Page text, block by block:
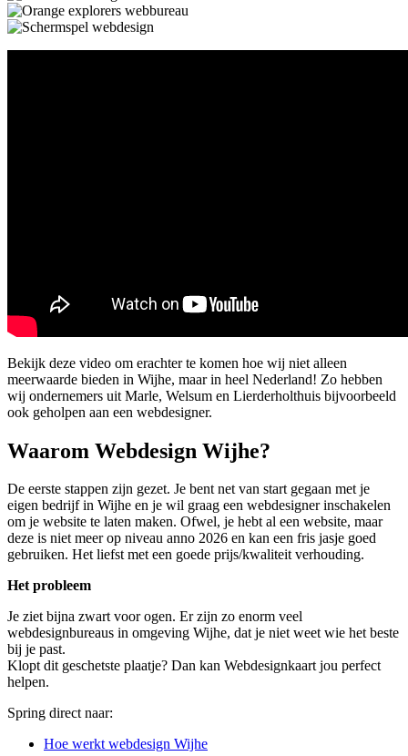
Bekijk deze video om erachter te komen hoe wij niet alleen
meerwaarde bieden in Wijhe, maar in heel Nederland! Zo hebben
wij ondernemers uit Marle, Welsum en Lierderholthuis bijvoorbeeld
ook geholpen aan een webdesigner.
Waarom Webdesign Wijhe?
De eerste stappen zijn gezet. Je bent net van start gegaan met je
eigen bedrijf in Wijhe en je wil graag een webdesigner inschakelen
om je website te laten maken. Ofwel, je hebt al een website, maar
deze is niet meer op niveau anno 2026 en kan een fris jasje goed
gebruiken. Het liefst met een goede prijs/kwaliteit verhouding.
Het probleem
Je ziet bijna zwart voor ogen. Er zijn zo enorm veel
webdesignbureaus in omgeving Wijhe, dat je niet weet wie het beste
bij je past.
Klopt dit geschetste plaatje? Dan kan Webdesignkaart jou perfect
helpen.
Spring direct naar:
Hoe werkt webdesign Wijhe